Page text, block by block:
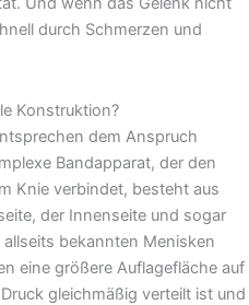
durch Schmerzen und
Konstruktion?
dem Anspruch
Bandapparat, der den
Knie verbindet, besteht aus
der Innenseite und sogar
bekannten Menisken
eine größere Auflagefläche auf
gleichmäßig verteilt ist und